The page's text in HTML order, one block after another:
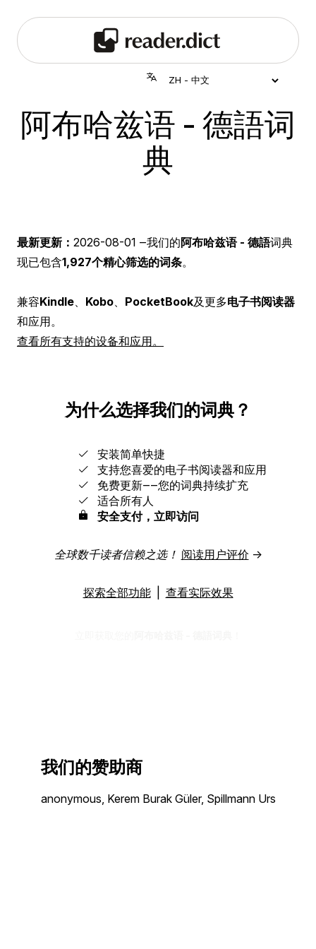
阿布哈兹语 - 德語词
典
最新更新： 2026-08-01 ‒我们的阿布哈兹语 - 德語词典
现已包含1,927个精心筛选的词条。
兼容Kindle Kobo PocketBook及更多电子书阅读器
和应用。
查看所有支持的设备和应用。
为什么选择我们的词典？
安装简单快捷
支持您喜爱的电子书阅读器和应用
免费更新‒‒您的词典持续扩充
适合所有人
安全支付，立即访问
全球数千读者信赖之选！ 阅读用户评价 →
探索全部功能| 查看实际效果
我们的赞助商
anonymous, Kerem Burak Güler, Spillmann Urs